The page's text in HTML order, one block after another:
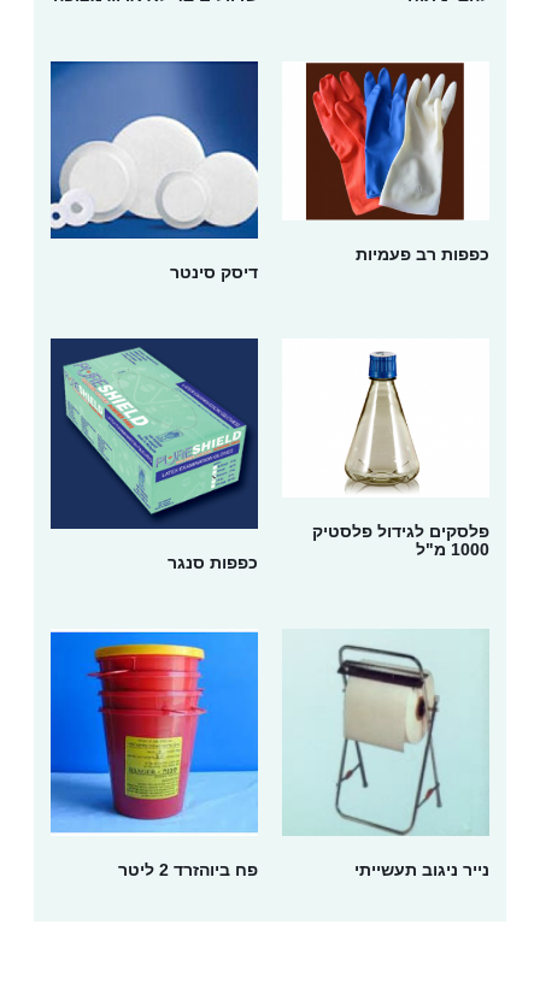
כפפות רב פעמיות
דיסק סינטר
פלסקים לגידול פלסטיק
1000 מ"ל
כפפות סנגר
נייר ניגוב תעשייתי פח ביוהזרד 2 ליטר